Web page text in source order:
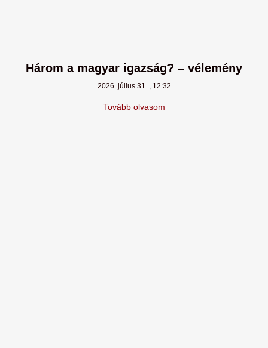
Három a magyar igazság? – vélemény
2026. július 31. 12:32
Tovább olvasom